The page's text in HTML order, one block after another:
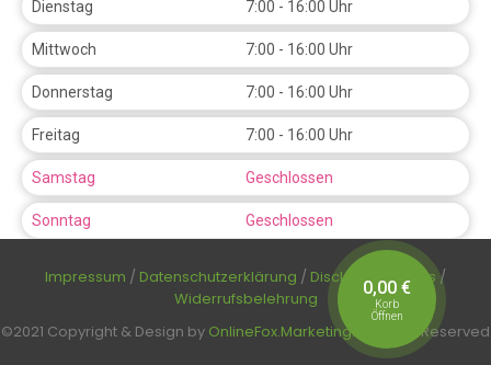
0,00 €
Korb
Öffnen
Dienstag 7:00 - 16:00 Uhr
Mittwoch 7:00 - 16:00 Uhr
Donnerstag 7:00 - 16:00 Uhr
Freitag 7:00 - 16:00 Uhr
Samstag Geschlossen
Sonntag Geschlossen
Impressum / Datenschutzerklärung / Disclaimer/ AGBs/
Widerrufsbelehrung
©2021 Copyright & Design by OnlineFox.Marketing. All rights Reserved